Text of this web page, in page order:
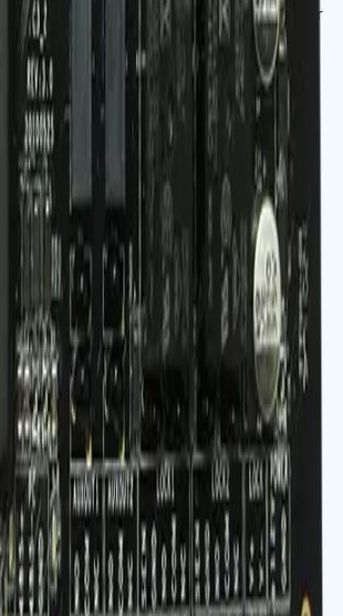
C3-200: 4 (2-From C Relay for
Lock and 2-Form C Relay for
Aux Output)
100,000
TCP/IP and RS-485
12V DC, 1.5A
C3-200: 0.34kg
Powder Coated Aluminium
Wall Mount
C3-200: 175 * 99 mm (L*W)
Intelligente Et De Contrôle
Sécurité Pour Bureaux Et Commerces
Et Gestion De Contenu Par Tag
& Internet Des Objets (IoT)